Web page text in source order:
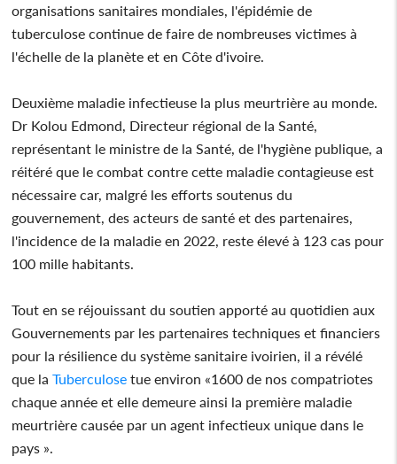
organisations sanitaires mondiales, l'épidémie de
tuberculose continue de faire de nombreuses victimes à
l'échelle de la planète et en Côte d'ivoire.
Deuxième maladie infectieuse la plus meurtrière au monde.
Dr Kolou Edmond, Directeur régional de la Santé,
représentant le ministre de la Santé, de l'hygiène publique, a
réitéré que le combat contre cette maladie contagieuse est
nécessaire car, malgré les efforts soutenus du
gouvernement, des acteurs de santé et des partenaires,
l'incidence de la maladie en 2022, reste élevé à 123 cas pour
100 mille habitants.
Tout en se réjouissant du soutien apporté au quotidien aux
Gouvernements par les partenaires techniques et financiers
pour la résilience du système sanitaire ivoirien, il a révélé
que laTuberculose tue environ «1600 de nos compatriotes
chaque année et elle demeure ainsi la première maladie
meurtrière causée par un agent infectieux unique dans le
pays ».